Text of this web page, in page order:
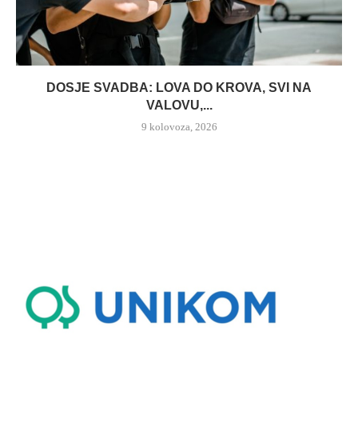
DOSJE SVADBA: LOVA DO KROVA, SVI NA
VALOVU,...
9 kolovoza, 2026